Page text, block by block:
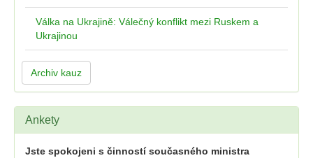
Válka na Ukrajině: Válečný konflikt mezi Ruskem a
Ukrajinou
Archiv kauz
Ankety
Jste spokojeni s činností současného ministra